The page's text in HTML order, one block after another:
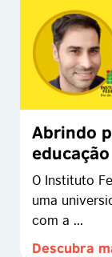
Abrindo
O Instituto
uma
com a ...
Descubra